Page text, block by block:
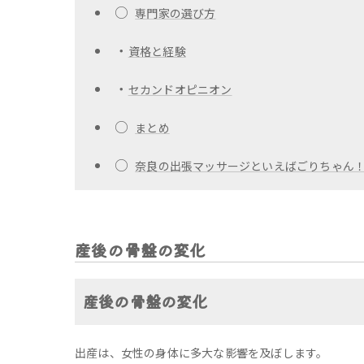
○専門家の選び方
・ 資格と経験
・ セカンドオピニオン
○ まとめ
○奈良の出張マッサージといえばごりちゃん
産後の骨盤の変化
産後の骨盤の変化
出産は、女性の身体に多大な影響を及ぼします。